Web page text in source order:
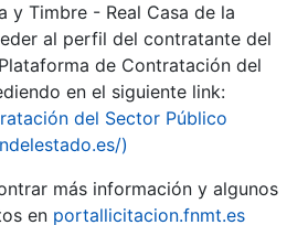
y Timbre - Real Casa de la
al perfil del contratante del
de Contratación del
en el siguiente link:
del Sector Público
)
más información y algunos
en portallicitacion.fnmt.es